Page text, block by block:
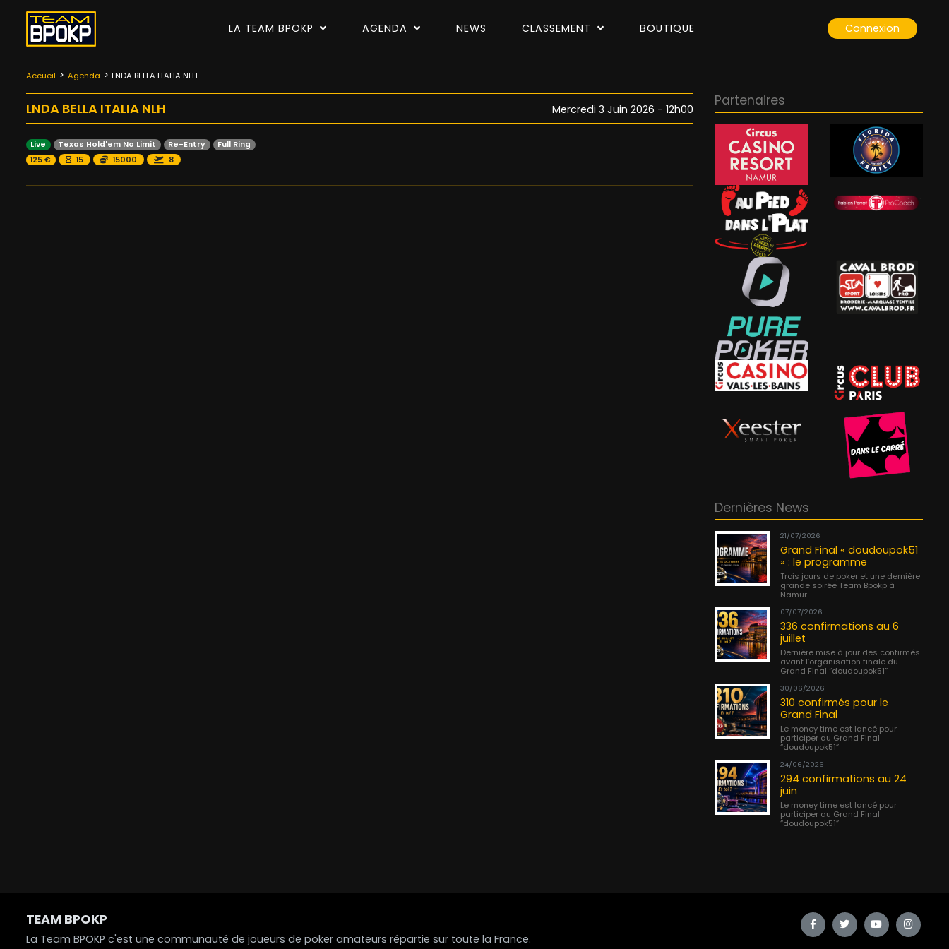
LA TEAM BPOKP AGENDA NEWS CLASSEMENT BOUTIQUE Connexion
Accueil Agenda LNDA BELLA ITALIA NLH
LNDA BELLA ITALIA NLH Mercredi 3 Juin 2026 - 12h00
Live Texas Hold'em No Limit Re-Entry
Full Ring
125 €
15 15000 8
Partenaires
Dernières News
21/07/2026
Grand Final « doudoupok51
» : le programme
Trois jours de poker et une dernière
grande soirée Team Bpokp à
Namur
07/07/2026
336 confirmations au 6
juillet
Dernière mise à jour des confirmés
avant l’organisation finale du
Grand Final “doudoupok51”
30/06/2026
310 confirmés pour le
Grand Final
Le money time est lancé pour
participer au Grand Final
“doudoupok51”
24/06/2026
294 confirmations au 24
juin
Le money time est lancé pour
participer au Grand Final
“doudoupok51”
TEAM BPOKP
La Team BPOKP c'est une communauté de joueurs de poker amateurs répartie sur toute la France.